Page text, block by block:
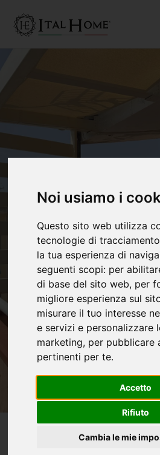
Noi usiamo i
Questo sito web utilizza
tecnologie di
la tua esperienza di
seguenti scopi: per
di base del sito web, per
migliore esperienza sul
misurare il tuo interesse
e servizi e personalizzare
marketing, per pubblicare
pertinenti per te.
Accetto
Rifiuto
Cambia le mie
IN VENDITA
Luminoso